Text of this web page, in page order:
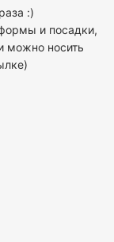
:)
и посадки,
можно носить